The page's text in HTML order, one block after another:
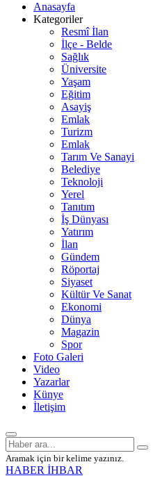
Anasayfa
Kategoriler
Resmî İlan
İlçe - Belde
Sağlık
Üniversite
Yaşam
Eğitim
Asayiş
Emlak
Turizm
Emlak
Tarım Ve Sanayi
Belediye
Teknoloji
Yerel
Tanıtım
İş Dünyası
Yatırım
İlan
Gündem
Röportaj
Siyaset
Kültür Ve Sanat
Ekonomi
Dünya
Magazin
Spor
Foto Galeri
Video
Yazarlar
Künye
İletişim
Aramak için bir kelime yazınız.
HABER İHBAR